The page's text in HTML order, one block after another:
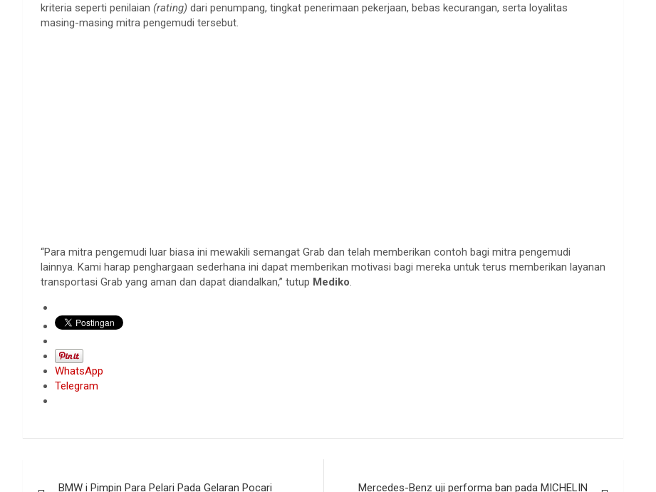
kriteria seperti penilaian (rating) dari penumpang, tingkat penerimaan pekerjaan, bebas kecurangan, serta loyalitas
masing-masing mitra pengemudi tersebut.
“Para mitra pengemudi luar biasa ini mewakili semangat Grab dan telah memberikan contoh bagi mitra pengemudi
lainnya. Kami harap penghargaan sederhana ini dapat memberikan motivasi bagi mereka untuk terus memberikan layanan
transportasi Grab yang aman dan dapat diandalkan,” tutup Mediko.
WhatsApp
Telegram
BMW i Pimpin Para Pelari Pada Gelaran Pocari
Mercedes-Benz uji performa ban pada MICHELIN